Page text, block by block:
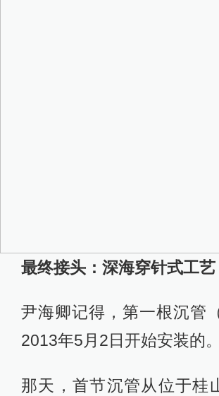
最终接头：深海穿针式工艺
尹海卿记得，第一根沉管
2013年5月2日开始安装的。
那天，首节沉管从位于桂